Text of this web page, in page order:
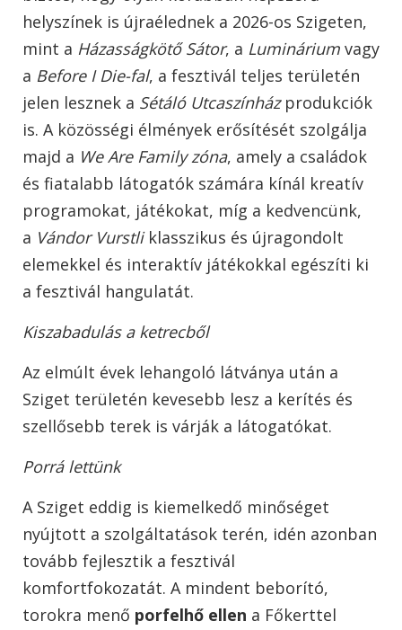
helyszínek is újraélednek a 2026-os Szigeten,
mint a Házasságkötő Sátor, a Luminárium vagy
a Before I Die-fal, a fesztivál teljes területén
jelen lesznek a Sétáló Utcaszínházprodukciók
is. A közösségi élmények erősítését szolgálja
majd a We Are Family zóna, amely a családok
és fiatalabb látogatók számára kínál kreatív
programokat, játékokat, míg a kedvencünk,
a Vándor Vurstliklasszikus és újragondolt
elemekkel és interaktív játékokkal egészíti ki
a fesztivál hangulatát.
Kiszabadulás a ketrecből
Az elmúlt évek lehangoló látványa után a
Sziget területén kevesebb lesz a kerítés és
szellősebb terek is várják a látogatókat.
Porrá lettünk
A Sziget eddig is kiemelkedő minőséget
nyújtott a szolgáltatások terén, idén azonban
tovább fejlesztik a fesztivál
komfortfokozatát. A mindent beborító,
torokra menő porfelhő ellen a Főkerttel